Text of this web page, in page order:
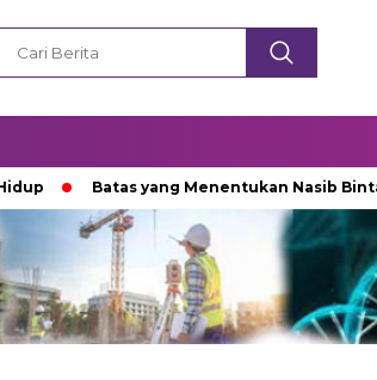
Batas yang Menentukan Nasib Bintang